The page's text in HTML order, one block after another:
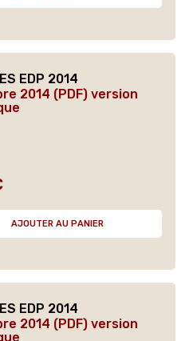
EDP 2014
2014 (PDF) version
AJOUTER AU PANIER
EDP 2014
2014 (PDF) version